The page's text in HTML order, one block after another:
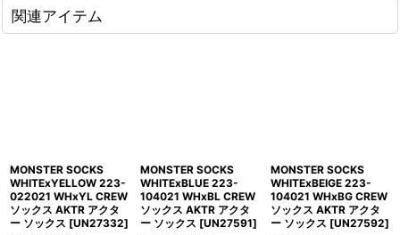
関連アイテム
MONSTER SOCKS
WHITExYELLOW 223-
022021 WHxYL CREW
ソックス AKTR アクタ
ー ソックス [UN27332]
MONSTER SOCKS
WHITExBLUE 223-
104021 WHxBL CREW
ソックス AKTR アクタ
ー ソックス [UN27591]
MONSTER SOCKS
WHITExBEIGE 223-
104021 WHxBG CREW
ソックス AKTR アクタ
ー ソックス [UN27592]